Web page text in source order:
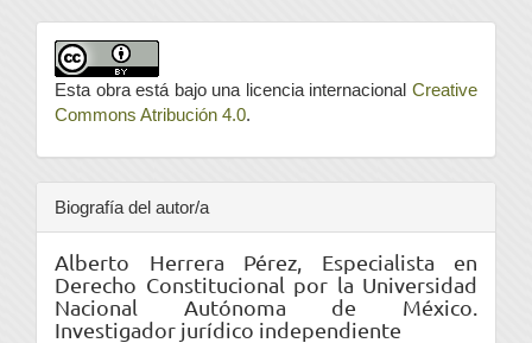
Esta obra está bajo una licencia internacional Creative
Commons Atribución 4.0.
Biografía del autor/a
Alberto Herrera Pérez, Especialista en
Derecho Constitucional por la Universidad
Nacional Autónoma de México.
Investigador jurídico independiente